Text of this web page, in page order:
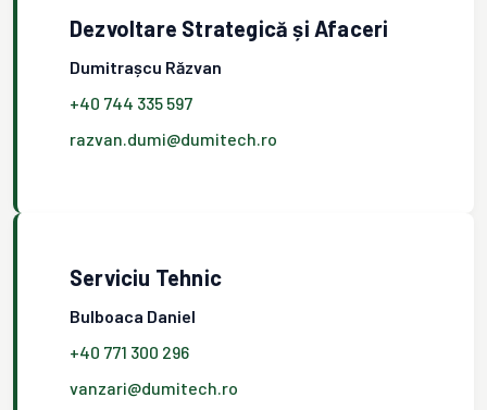
Dezvoltare Strategică și Afaceri
Dumitrașcu Răzvan
+40 744 335 597
razvan.dumi@dumitech.ro
Serviciu Tehnic
Bulboaca Daniel
+40 771 300 296
vanzari@dumitech.ro